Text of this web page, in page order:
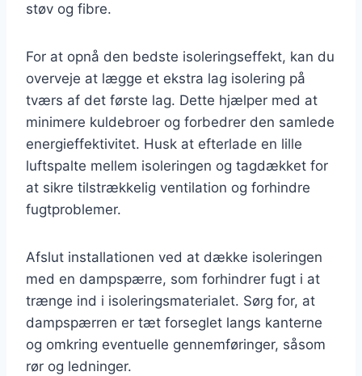
støv og fibre.
For at opnå den bedste isoleringseffekt, kan du
overveje at lægge et ekstra lag isolering på
tværs af det første lag. Dette hjælper med at
minimere kuldebroer og forbedrer den samlede
energieffektivitet. Husk at efterlade en lille
luftspalte mellem isoleringen og tagdækket for
at sikre tilstrækkelig ventilation og forhindre
fugtproblemer.
Afslut installationen ved at dække isoleringen
med en dampspærre, som forhindrer fugt i at
trænge ind i isoleringsmaterialet. Sørg for, at
dampspærren er tæt forseglet langs kanterne
og omkring eventuelle gennemføringer, såsom
rør og ledninger.